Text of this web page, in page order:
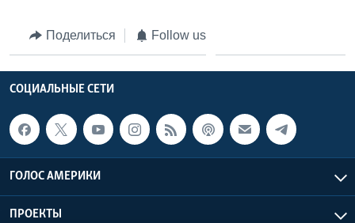
Поделиться Follow us
СОЦИАЛЬНЫЕ СЕТИ
ГОЛОС АМЕРИКИ
ПРОЕКТЫ